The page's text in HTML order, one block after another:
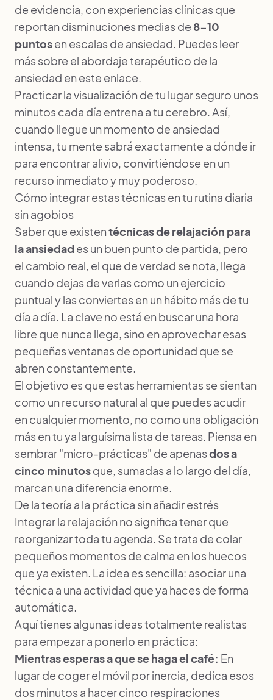
de evidencia, con experiencias clínicas que
reportan disminuciones medias de 8-10
puntosen escalas de ansiedad. Puedes leer
más sobre el abordaje terapéutico de la
ansiedad en este enlace.
Practicar la visualización de tu lugar seguro unos
minutos cada día entrena a tu cerebro. Así,
cuando llegue un momento de ansiedad
intensa, tu mente sabrá exactamente a dónde ir
para encontrar alivio, convirtiéndose en un
recurso inmediato y muy poderoso.
Cómo integrar estas técnicas en tu rutina diaria
sin agobios
Saber que existentécnicas de relajación para
la ansiedad es un buen punto de partida, pero
el cambio real, el que de verdad se nota, llega
cuando dejas de verlas como un ejercicio
puntual y las conviertes en un hábito más de tu
día a día. La clave no está en buscar una hora
libre que nunca llega, sino en aprovechar esas
pequeñas ventanas de oportunidad que se
abren constantemente.
El objetivo es que estas herramientas se sientan
como un recurso natural al que puedes acudir
en cualquier momento, no como una obligación
más en tu ya larguísima lista de tareas. Piensa en
sembrar "micro-prácticas" de apenasdos a
cinco minutosque, sumadas a lo largo del día,
marcan una diferencia enorme.
De la teoría a la práctica sin añadir estrés
Integrar la relajación no significa tener que
reorganizar toda tu agenda. Se trata de colar
pequeños momentos de calma en los huecos
que ya existen. La idea es sencilla: asociar una
técnica a una actividad que ya haces de forma
automática.
Aquí tienes algunas ideas totalmente realistas
para empezar a ponerlo en práctica:
Mientras esperas a que se haga el café: En
lugar de coger el móvil por inercia, dedica esos
dos minutos a hacer cinco respiraciones